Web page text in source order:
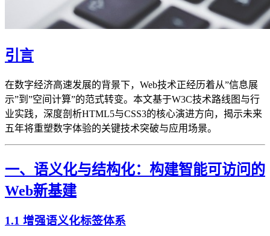
引言
在数字经济高速发展的背景下，Web技术正经历着从”信息展
示”到”空间计算”的范式转变。本文基于W3C技术路线图与行
业实践，深度剖析HTML5与CSS3的核心演进方向，揭示未来
五年将重塑数字体验的关键技术突破与应用场景。
一、语义化与结构化：构建智能可访问的
Web新基建
1.1 增强语义化标签体系